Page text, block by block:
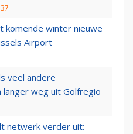
komende winter nieuwe
Airport
veel andere
langer weg uit Golfregio
netwerk verder uit: